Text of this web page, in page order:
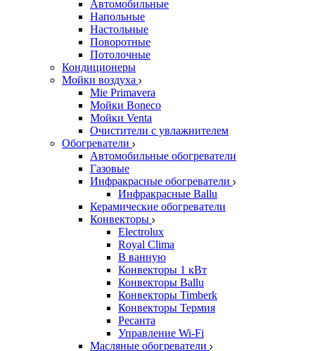
Автомобильные
Напольные
Настольные
Поворотные
Потолочные
Кондиционеры
Мойки воздуха
Mie Primavera
Мойки Boneco
Мойки Venta
Очистители с увлажнителем
Обогреватели
Автомобильные обогреватели
Газовые
Инфракрасные обогреватели
Инфракрасные Ballu
Керамические обогреватели
Конвекторы
Electrolux
Royal Clima
В ванную
Конвекторы 1 кВт
Конвекторы Ballu
Конвекторы Timberk
Конвекторы Термия
Ресанта
Управление Wi-Fi
Масляные обогреватели